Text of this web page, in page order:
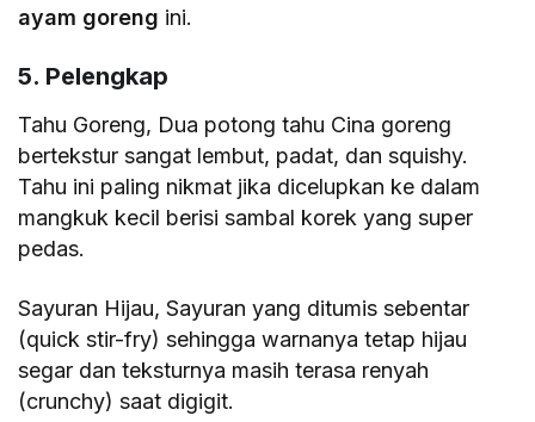
ayam goreng ini.
5. Pelengkap
Tahu Goreng, Dua potong tahu Cina goreng
bertekstur sangat lembut, padat, dan squishy.
Tahu ini paling nikmat jika dicelupkan ke dalam
mangkuk kecil berisi sambal korek yang super
pedas.
Sayuran Hijau, Sayuran yang ditumis sebentar
(quick stir-fry) sehingga warnanya tetap hijau
segar dan teksturnya masih terasa renyah
(crunchy) saat digigit.